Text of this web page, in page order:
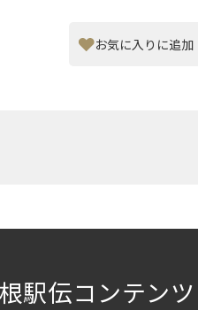
お気に入りに追加
駅伝コンテンツ